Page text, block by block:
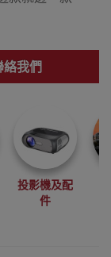
絡我們
投影機及配
件